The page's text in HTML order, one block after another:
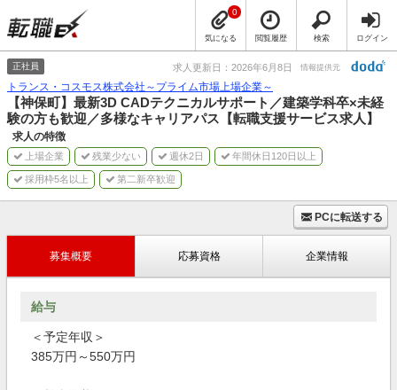
気になる
0
閲覧履歴 検索 ログイン
正社員 求人更新日：2026年6月8日 情報提供元
トランス・コスモス株式会社～プライム市場上場企業～
【神保町】最新3D CADテクニカルサポート／建築学科卒×未経
験の方も歓迎／多様なキャリアパス【転職支援サービス求人】
求人の特徴
上場企業 残業少ない 週休2日 年間休日120日以上
採用枠5名以上 第二新卒歓迎
PCに転送する
募集概要 応募資格 企業情報
給与
＜予定年収＞
385万円～550万円